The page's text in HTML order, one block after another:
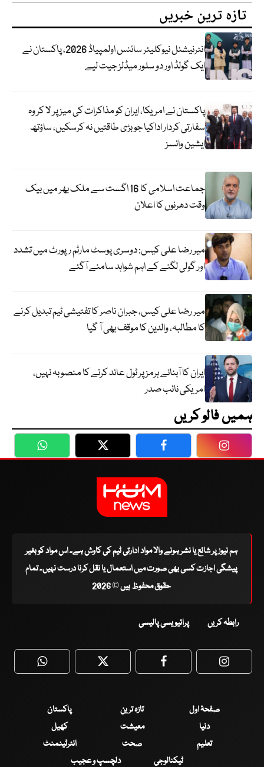
تازہ ترین خبریں
انٹرنیشنل نیوکلیئر سائنس اولمپیاڈ 2026، پاکستان نے
ایک گولڈ اور دو سلور میڈلز جیت لیے
پاکستان نے امریکا، ایران کو مذاکرات کی میز پر لا کر وہ
سفارتی کردار اداکیا جو بڑی طاقتیں نہ کرسکیں، ساؤتھ
ایشین وائسز
جماعت اسلامی کا 16 اگست سے ملک بھر میں بیک
وقت دھرنوں کا اعلان
میر رضا علی کیس: دوسری پوسٹ مارٹم رپورٹ میں تشدد
اور گولی لگنے کے اہم شواہد سامنے آگئے
میر رضا علی کیس، جبران ناصر کا تفتیشی ٹیم تبدیل کرنے
کا مطالبہ، والدین کا موقف بھی آ گیا
ایران کا آبنائے ہرمز پر ٹول عائد کرنے کا منصوبہ نہیں،
امریکی نائب صدر
ہمیں فالو کریں
WhatsApp Twitter Facebook
ہم نیوز پر شائع یا نشر ہونے والا مواد ادارتی ٹیم کی کاوش ہے۔ اس مواد کو بغیر
پیشگی اجازت کسی بھی صورت میں استعمال یا نقل کرنا درست نہیں۔ تمام
حقوق محفوظ ہیں © 2026
رابطہ کریں پرائیویسی پالیسی
WhatsApp Twitter Facebook
صفحۂ اول تازہ ترین
پاکستان
دنیا
معیشت
کھیل
تعلیم
صحت
انٹرٹینمنٹ
ٹیکنالوجی
دلچسپ و عجیب